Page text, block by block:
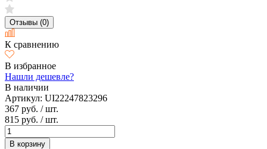
Отзывы (0)
К сравнению
В избранное
Нашли дешевле?
В наличии
Артикул: UI22247823296
367 руб. / шт.
815 руб. / шт.
В корзину